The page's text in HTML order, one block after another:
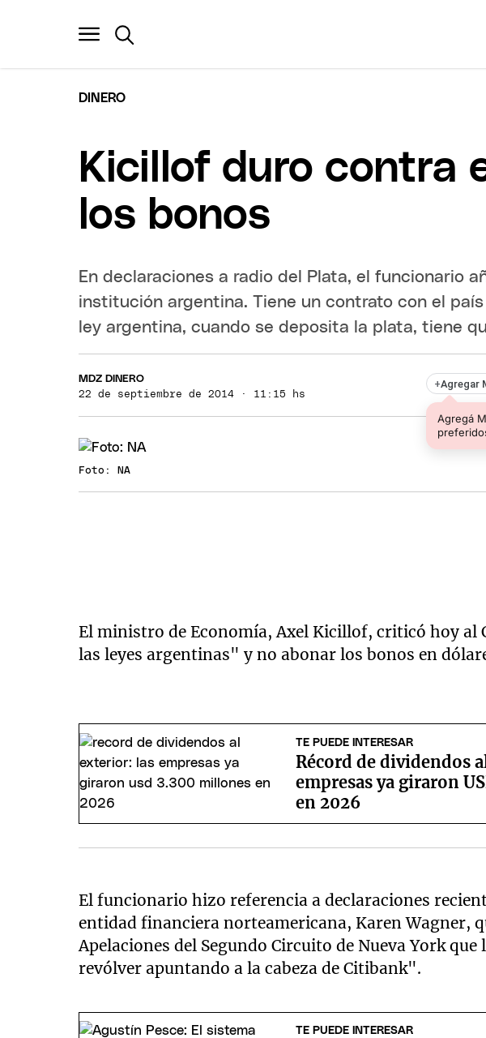
DINERO
Kicillof duro contra
los bonos
En declaraciones a radio del Plata, el funcionario
institución argentina. Tiene un contrato con el
ley argentina, cuando se deposita la plata, tiene
MDZ DINERO
22 de septiembre de 2014 · 11:15 hs
+Agregar
Agregá
Foto: NA
El ministro de Economía, Axel Kicillof, criticó hoy
las leyes argentinas" y no abonar los bonos en
TE PUEDE INTERESAR
Récord de dividendos
empresas ya giraron
en 2026
El funcionario hizo referencia a declaraciones
entidad financiera norteamericana, Karen Wagner,
Apelaciones del Segundo Circuito de Nueva York
revólver apuntando a la cabeza de Citibank".
TE PUEDE INTERESAR